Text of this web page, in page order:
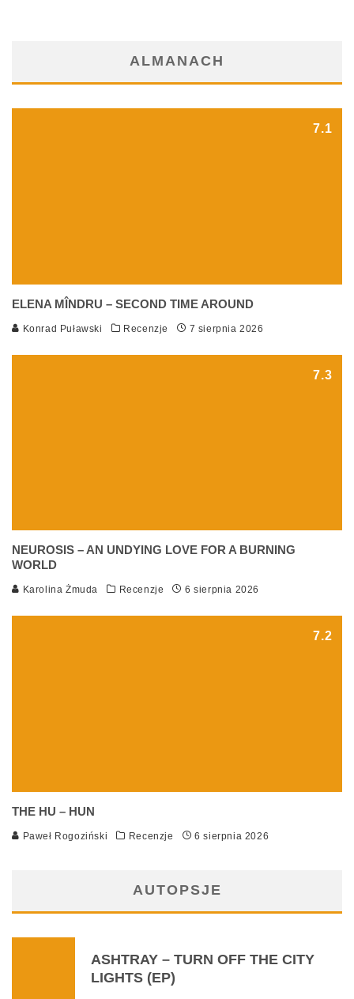
ALMANACH
7.1
ELENA MÎNDRU – SECOND TIME AROUND
Konrad Puławski Recenzje 7 sierpnia 2026
7.3
NEUROSIS – AN UNDYING LOVE FOR A BURNING
WORLD
Karolina Żmuda Recenzje 6 sierpnia 2026
7.2
THE HU – HUN
Paweł Rogoziński Recenzje 6 sierpnia 2026
AUTOPSJE
ASHTRAY – TURN OFF THE CITY
LIGHTS (EP)